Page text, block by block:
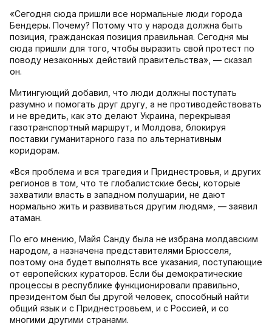
«Сегодня сюда пришли все нормальные люди города
Бендеры. Почему? Потому что у народа должна быть
позиция, гражданская позиция правильная. Сегодня мы
сюда пришли для того, чтобы выразить свой протест по
поводу незаконных действий правительства», — сказал
он.
Митингующий добавил, что люди должны поступать
разумно и помогать друг другу, а не противодействовать
и не вредить, как это делают Украина, перекрывая
газотранспортный маршрут, и Молдова, блокируя
поставки гуманитарного газа по альтернативным
коридорам.
«Вся проблема и вся трагедия и Приднестровья, и других
регионов в том, что те глобалистские бесы, которые
захватили власть в западном полушарии, не дают
нормально жить и развиваться другим людям», — заявил
атаман.
По его мнению, Майя Санду была не избрана молдавским
народом, а назначена представителями Брюсселя,
поэтому она будет выполнять все указания, поступающие
от европейских кураторов. Если бы демократические
процессы в республике функционировали правильно,
президентом был бы другой человек, способный найти
общий язык и с Приднестровьем, и с Россией, и со
многими другими странами.